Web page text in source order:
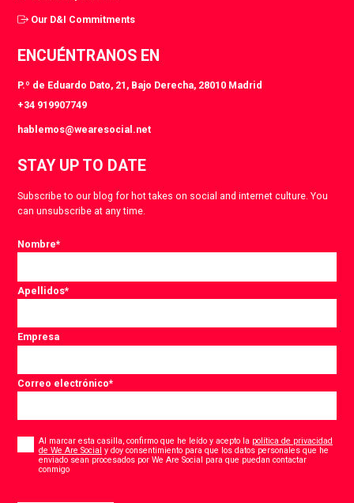
Our D&I Commitments
ENCUÉNTRANOS EN
P.º de Eduardo Dato, 21, Bajo Derecha, 28010 Madrid
+34 919907749
hablemos@wearesocial.net
STAY UP TO DATE
Subscribe to our blog for hot takes on social and internet culture. You
can unsubscribe at any time.
Nombre*
Apellidos*
Empresa
Correo electrónico*
Al marcar esta casilla, confirmo que he leído y acepto la política de privacidad
de We Are Social y doy consentimiento para que los datos personales que he
enviado sean procesados por We Are Social para que puedan contactar
conmigo*